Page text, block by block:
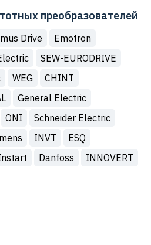
преобразователей
Drive
Emotron
SEW-EURODRIVE
WEG
CHINT
General Electric
ONI
Schneider Electric
INVT
ESQ
Danfoss
INNOVERT